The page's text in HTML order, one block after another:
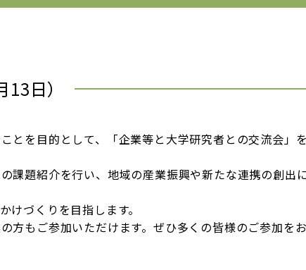
日）
を目的として、「企業等と大学研究者との交流会」
題紹介を行い、地域の産業振興や新たな連携の創出
づくりを目指します。
もご参加いただけます。ぜひ多くの皆様のご参加を